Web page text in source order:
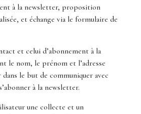
à la newsletter, proposition
et échange via le formulaire de
et celui d’abonnement à la
le nom, le prénom et l’adresse
le but de communiquer avec
à la newsletter.
une collecte et un